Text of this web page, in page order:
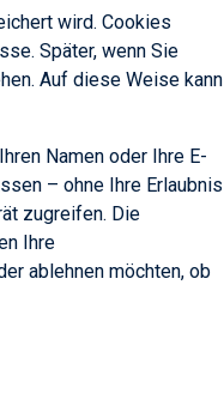
wird. Cookies
Später, wenn Sie
Auf diese Weise kann
Namen oder Ihre E-
– ohne Ihre Erlaubnis
zugreifen. Die
Ihre
ablehnen möchten, ob